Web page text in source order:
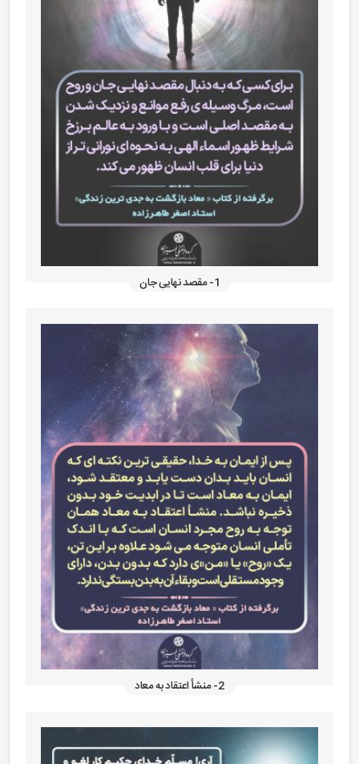
1- مقصد نهایی جان
2- منشأ اعتقاد به معاد